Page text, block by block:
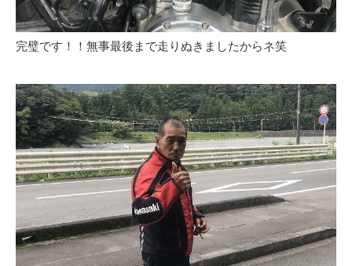
完璧です！！無事最後まで走りぬきましたからネ笑